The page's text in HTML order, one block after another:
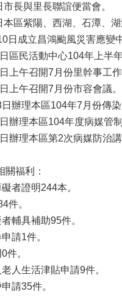
長與里長聯誼便當會。
本區紫陽、西湖、石潭、
日成立昌鴻颱風災害應變
區民活動中心104年上半年
上午召開7月份里幹事工
上午召開7月份市容會議。
辦理本區104年7月份傳
辦理本區104年度病媒管
辦理本區第2次病媒防治講
關福利：
者證明244本。
件。
輔具補助95件。
請1件。
件。
人生活津貼申請9件。
請35件。